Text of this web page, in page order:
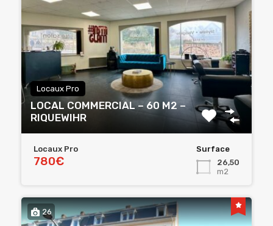
Locaux Pro
LOCAL COMMERCIAL – 60 M2 –
RIQUEWIHR
Locaux Pro
780€
Surface
26,50
m2
26